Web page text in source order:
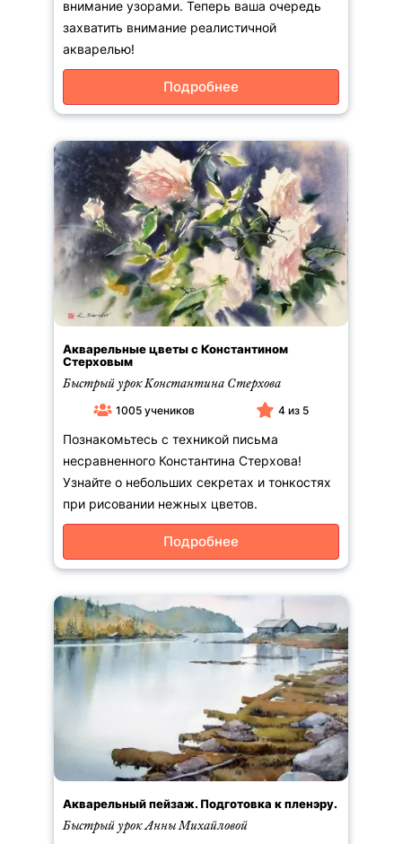
внимание узорами. Теперь ваша очередь
захватить внимание реалистичной
акварелью!
Подробнее
Акварельные цветы с Константином
Стерховым
Быстрый урок Константина Стерхова
1005 учеников 4 из 5
Познакомьтесь с техникой письма
несравненного Константина Стерхова!
Узнайте о небольших секретах и тонкостях
при рисовании нежных цветов.
Подробнее
Акварельный пейзаж. Подготовка к пленэру.
Быстрый урок Анны Михайловой